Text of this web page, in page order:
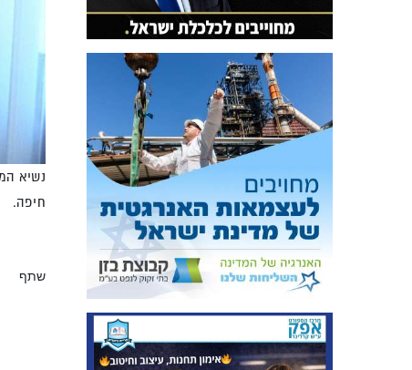
נשיא
חיפה.
שתף